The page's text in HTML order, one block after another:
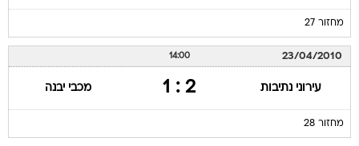
מחזור 27
23/04/2010
14:00
עירוני נתיבות 2 : 1 מכבי יבנה
מחזור 28